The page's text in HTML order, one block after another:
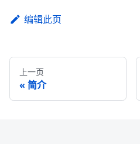
编辑此页
上一页
简介